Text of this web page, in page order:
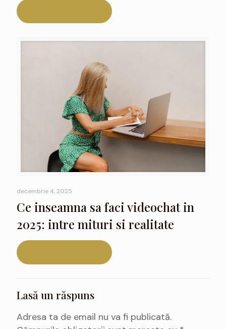
decembrie 4, 2025
Ce inseamna sa faci videochat in
2025: intre mituri si realitate
Lasă un răspuns
Adresa ta de email nu va fi publicată.